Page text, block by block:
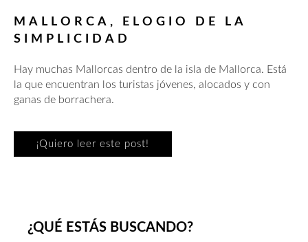
MALLORCA, ELOGIO DE LA
SIMPLICIDAD
Hay muchas Mallorcas dentro de la isla de Mallorca. Está
la que encuentran los turistas jóvenes, alocados y con
ganas de borrachera.
¡Quiero leer este post!
¿QUÉ ESTÁS BUSCANDO?